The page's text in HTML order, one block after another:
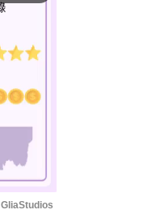
GliaStudios